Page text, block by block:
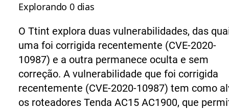
Explorando 0 dias
O Ttint explora duas vulnerabilidades, das
uma foi corrigida recentemente (CVE-2020-
10987) e a outra permanece oculta e sem
correção. A vulnerabilidade que foi corrigida
recentemente (CVE-2020-10987) tem como
os roteadores Tenda AC15 AC1900, que